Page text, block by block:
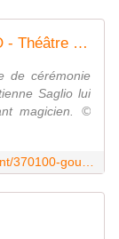
Goupil et Kosmao | ÉTIENNE SAGLIO - Théâtre d'Orléans
de cérémonie
Saglio lui
magicien. ©